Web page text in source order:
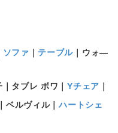
ソファ テーブル ｜ウォ―
｜タブレ ボワ｜Yチェア
ベルヴィル｜ハートシェ